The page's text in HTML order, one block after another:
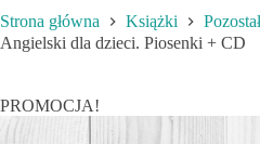
Strona główna Książki
Angielski dla dzieci. Piosenki + CD
PROMOCJA!